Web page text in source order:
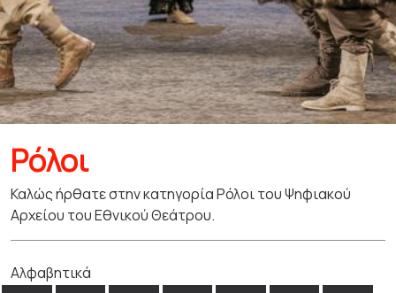
Ρόλοι
Καλώς ήρθατε στην κατηγορία Ρόλοι του Ψηφιακού
Αρχείου του Εθνικού Θεάτρου.
Αλφαβητικά